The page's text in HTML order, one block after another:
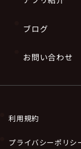
ブログ
お問い合わせ
利用規約
プライバシーポリシ